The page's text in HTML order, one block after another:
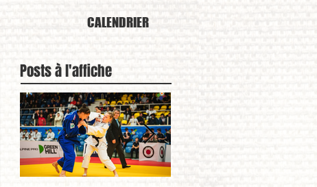
CALENDRIER
Posts à l'affiche